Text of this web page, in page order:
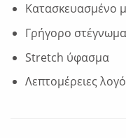
Κατασκευασμένο
Γρήγορο στέγνωμα
Stretch ύφασμα
Λεπτομέρειες